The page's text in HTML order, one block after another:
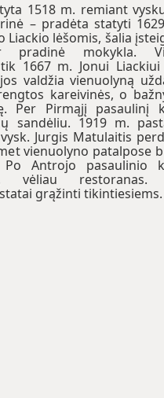
1518 m. remiant
– pradėta statyti
Liackio lėšomis, šalia
pradinė mokykla.
1667 m. Jonui
valdžia vienuolyną
kareivinės, o
Per Pirmąjį pasaulinį
sandėliu. 1919 m.
Jurgis Matulaitis
vienuolyno patalpose
Antrojo pasaulinio
vėliau restoranas.
grąžinti